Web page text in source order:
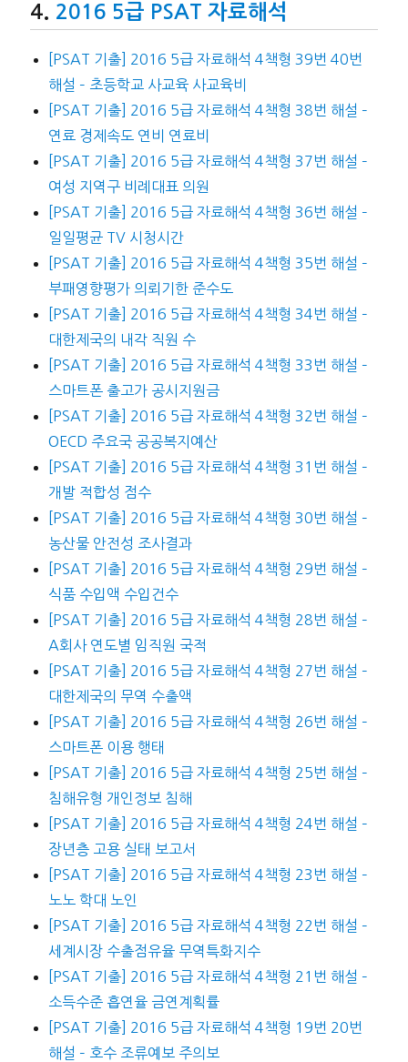
2016 5급 PSAT 자료해석
[PSAT 기출] 2016 5급 자료해석 4책형 39번 40번
해설 – 초등학교 사교육 사교육비
[PSAT 기출] 2016 5급 자료해석 4책형 38번 해설 –
연료 경제속도 연비 연료비
[PSAT 기출] 2016 5급 자료해석 4책형 37번 해설 –
여성 지역구 비례대표 의원
[PSAT 기출] 2016 5급 자료해석 4책형 36번 해설 –
일일평균 TV 시청시간
[PSAT 기출] 2016 5급 자료해석 4책형 35번 해설 –
부패영향평가 의뢰기한 준수도
[PSAT 기출] 2016 5급 자료해석 4책형 34번 해설 –
대한제국의 내각 직원 수
[PSAT 기출] 2016 5급 자료해석 4책형 33번 해설 –
스마트폰 출고가 공시지원금
[PSAT 기출] 2016 5급 자료해석 4책형 32번 해설 –
OECD 주요국 공공복지예산
[PSAT 기출] 2016 5급 자료해석 4책형 31번 해설 –
개발 적합성 점수
[PSAT 기출] 2016 5급 자료해석 4책형 30번 해설 –
농산물 안전성 조사결과
[PSAT 기출] 2016 5급 자료해석 4책형 29번 해설 –
식품 수입액 수입건수
[PSAT 기출] 2016 5급 자료해석 4책형 28번 해설 –
A회사 연도별 임직원 국적
[PSAT 기출] 2016 5급 자료해석 4책형 27번 해설 –
대한제국의 무역 수출액
[PSAT 기출] 2016 5급 자료해석 4책형 26번 해설 –
스마트폰 이용 행태
[PSAT 기출] 2016 5급 자료해석 4책형 25번 해설 –
침해유형 개인정보 침해
[PSAT 기출] 2016 5급 자료해석 4책형 24번 해설 –
장년층 고용 실태 보고서
[PSAT 기출] 2016 5급 자료해석 4책형 23번 해설 –
노노 학대 노인
[PSAT 기출] 2016 5급 자료해석 4책형 22번 해설 –
세계시장 수출점유율 무역특화지수
[PSAT 기출] 2016 5급 자료해석 4책형 21번 해설 –
소득수준 흡연율 금연계획률
[PSAT 기출] 2016 5급 자료해석 4책형 19번 20번
해설 – 호수 조류예보 주의보